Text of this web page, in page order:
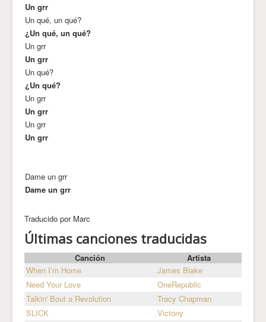
Un grr
Un qué, un qué?
¿Un qué, un qué?
Un grr
Un grr
Un qué?
¿Un qué?
Un grr
Un grr
Un grr
Un grr
Dame un grr
Dame un grr
Traducido por Marc
Últimas canciones traducidas
Canción
Artista
When I’m Home
James Blake
Need Your Love
OneRepublic
Talkin' Bout a Revolution
Tracy Chapman
SLICK
Victony